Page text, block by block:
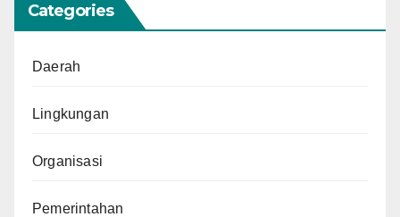
Categories
Daerah
Lingkungan
Organisasi
Pemerintahan